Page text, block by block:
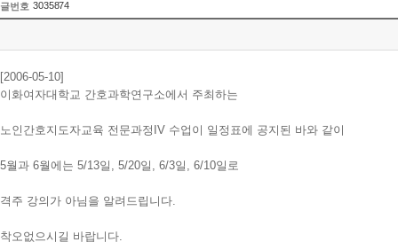
글번호 3035874
[2006-05-10]
이화여자대학교 간호과학연구소에서 주최하는
노인간호지도자교육 전문과정IV 수업이 일정표에 공지된 바와 같이
5월과 6월에는 5/13일, 5/20일, 6/3일, 6/10일로
격주 강의가 아님을 알려드립니다.
착오없으시길 바랍니다.